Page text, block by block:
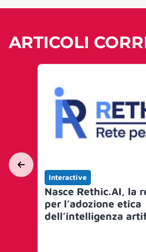
ARTICOLI
Interactive
Nasce Rethic.AI, la
per l’adozione etica
dell’intelligenza